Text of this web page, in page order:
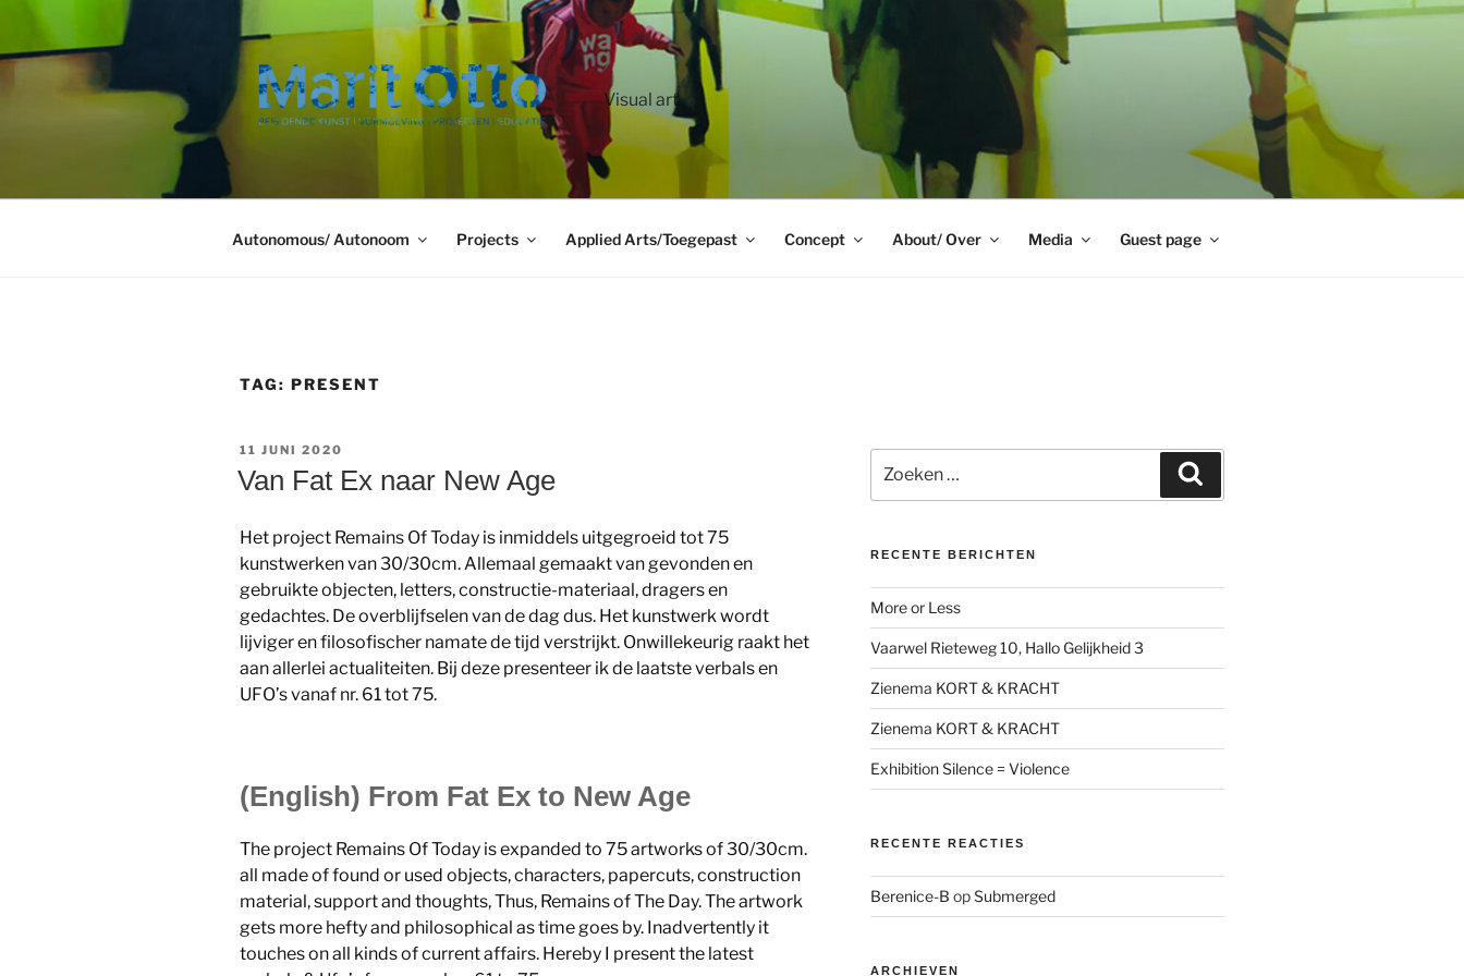
de
Visual art
Autonomous/ Autonoom Projects Applied Arts/Toegepast Concept About/ Over Media Guest page
TAG: PRESENT
GEPLAATST
11 JUNI 2020
Van Fat Ex naar New Age
Het project Remains Of Today is inmiddels uitgegroeid tot 75
kunstwerken van 30/30cm. Allemaal gemaakt van gevonden en
gebruikte objecten, letters, constructie-materiaal, dragers en
gedachtes. De overblijfselen van de dag dus. Het kunstwerk wordt
lijviger en filosofischer namate de tijd verstrijkt. Onwillekeurig raakt het
aan allerlei actualiteiten. Bij deze presenteer ik de laatste verbals en
UFO’s vanaf nr. 61 tot 75.
(English) From Fat Ex to New Age
The project Remains Of Today is expanded to 75 artworks of 30/30cm.
all made of found or used objects, characters, papercuts, construction
material, support and thoughts, Thus, Remains of The Day. The artwork
gets more hefty and philosophical as time goes by. Inadvertently it
touches on all kinds of current affairs. Hereby I present the latest
naar:
RECENTE BERICHTEN
More or Less
Vaarwel Rieteweg 10, Hallo Gelijkheid 3
Zienema KORT & KRACHT
Zienema KORT & KRACHT
Exhibition Silence = Violence
RECENTE REACTIES
Berenice-B opSubmerged
ARCHIEVEN